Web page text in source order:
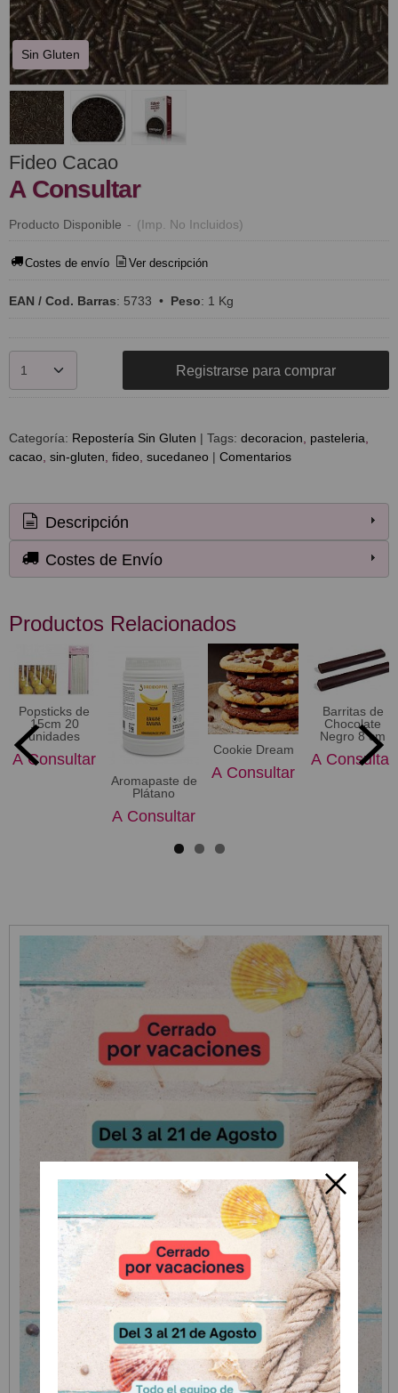
Sin Gluten
Fideo Cacao
A Consultar
Producto Disponible - (Imp. No Incluidos)
Costes de envío Ver descripción
EAN / Cod. Barras: 5733 • Peso: 1 Kg
Registrarse para comprar
Categoría: Repostería Sin Gluten | Tags: decoracion
pasteleria
cacao sin-gluten fideo sucedaneo | Comentarios
Descripción
Costes de Envío
Productos Relacionados
Popsticks de
15cm 20
unidades
A Consultar
Aromapaste de
Plátano
A Consultar
Cookie Dream
A Consultar
Barritas de
Chocolate
Negro 8 cm
A Consultar